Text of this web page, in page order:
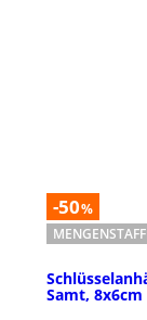
-50%
Samt, 8x6cm